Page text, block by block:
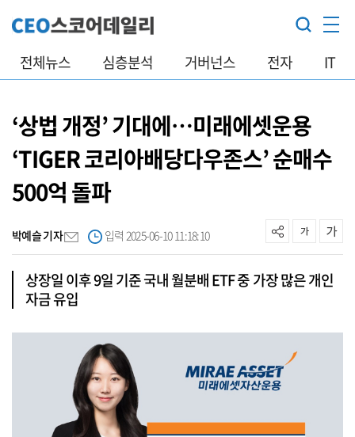
전체뉴스 심층분석 거버넌스 전자 IT
‘상법 개정’ 기대에…미래에셋운용
‘TIGER 코리아배당다우존스’ 순매수
500억 돌파
박예슬 기자 입력 2025-06-10 11:18:10
상장일 이후 9일 기준 국내 월분배 ETF 중 가장 많은 개인
자금 유입